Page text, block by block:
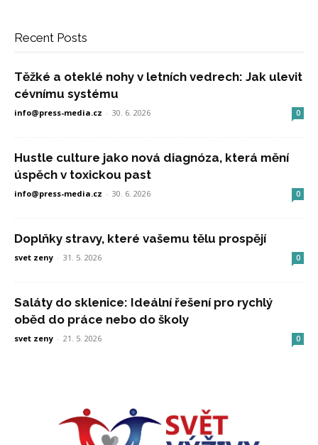
Recent Posts
Těžké a oteklé nohy v letních vedrech: Jak ulevit
cévnímu systému
info@press-media.cz - 30. 6. 2026 0
Hustle culture jako nová diagnóza, která mění
úspěch v toxickou past
info@press-media.cz - 30. 6. 2026 0
Doplňky stravy, které vašemu tělu prospějí
svet zeny - 31. 5. 2026 0
Saláty do sklenice: Ideální řešení pro rychlý
oběd do práce nebo do školy
svet zeny - 21. 5. 2026 0